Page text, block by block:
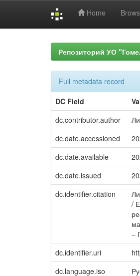
Home
Репозиторий УО
Full metadata record
DC Field
dc.contributor.author
dc.date.accessioned
dc.date.available
dc.date.issued
dc.identifier.citation
/
–
dc.identifier.uri
dc.language.iso